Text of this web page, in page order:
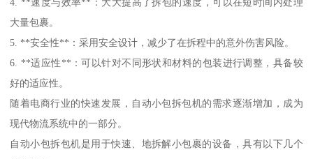
4. **速度与效率**：大大提高了拆包的速度，可以在短时间内处理
大量包裹。
5. **安全性**：采用安全设计，减少了在拆程中的意外伤害风险。
6. **适应性**：可以针对不同形状和材料的包装进行调整，具备较
好的适应性。
随着电商行业的快速发展，自动小包拆包机的需求逐渐增加，成为
现代物流系统中的一部分。
自动小包拆包机是用于快速、地拆解小包裹的设备，具有以下几个